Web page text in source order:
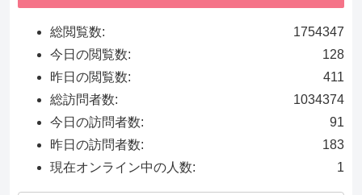
1754347
総閲覧数:
128
今日の閲覧数:
411
昨日の閲覧数:
1034374
総訪問者数:
91
今日の訪問者数:
183
昨日の訪問者数:
1
現在オンライン中の人数: